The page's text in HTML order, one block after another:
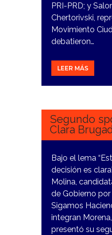
PRI-PRD; y
Chertorivski,
Movimiento
debatieron…
LEER MÁS
12
Segundo
Clara
Bajo el lema
decisión es
Molina,
de Gobierno
Sigamos
integran
presentó su